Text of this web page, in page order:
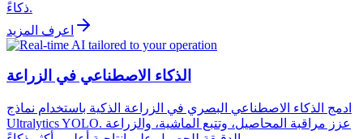
ذكاءً.
اعرف المزيد
الذكاء الاصطناعي في الزراعة
ادمج الذكاء الاصطناعي البصري في الزراعة الذكية باستخدام نماذج
Ultralytics YOLO. عزز مراقبة المحاصيل، وتتبع الماشية، والزراعة